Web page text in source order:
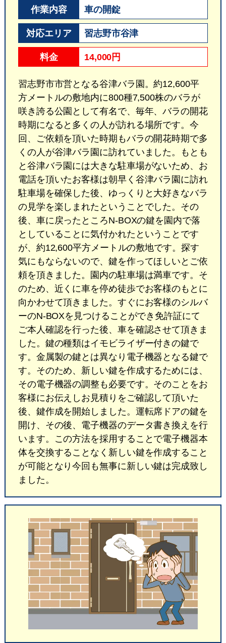
作業内容 車の開錠
対応エリア 習志野市谷津
料金 14,000円
習志野市市営となる谷津バラ園。約12,600平
方メートルの敷地内に800種7,500株のバラが
咲き誇る公園として有名で、毎年、バラの開花
時期になると多くの人が訪れる場所です。今
回、ご依頼を頂いた時期もバラの開花時期で多
くの人が谷津バラ園に訪れていました。もとも
と谷津バラ園には大きな駐車場がないため、お
電話を頂いたお客様は朝早く谷津バラ園に訪れ
駐車場を確保した後、ゆっくりと大好きなバラ
の見学を楽しまれたということでした。その
後、車に戻ったところN-BOXの鍵を園内で落
としていることに気付かれたということです
が、約12,600平方メートルの敷地です。探す
気にもならないので、鍵を作ってほしいとご依
頼を頂きました。園内の駐車場は満車です。そ
のため、近くに車を停め徒歩でお客様のもとに
向かわせて頂きました。すぐにお客様のシルバ
ーのN-BOXを見つけることができ免許証にて
ご本人確認を行った後、車を確認させて頂きま
した。鍵の種類はイモビライザー付きの鍵で
す。金属製の鍵とは異なり電子機器となる鍵で
す。そのため、新しい鍵を作成するためには、
その電子機器の調整も必要です。そのことをお
客様にお伝えしお見積りをご確認して頂いた
後、鍵作成を開始しました。運転席ドアの鍵を
開け、その後、電子機器のデータ書き換えを行
います。この方法を採用することで電子機器本
体を交換することなく新しい鍵を作成すること
が可能となり今回も無事に新しい鍵は完成致し
ました。